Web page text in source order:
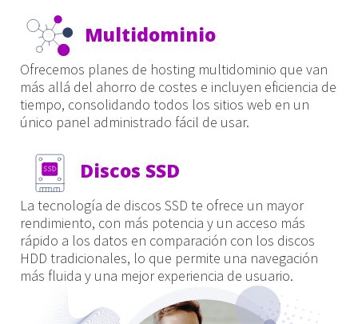
Multidominio
Ofrecemos planes de hosting multidominio que van
más allá del ahorro de costes e incluyen eficiencia de
tiempo, consolidando todos los sitios web en un
único panel administrado fácil de usar.
Discos SSD
La tecnología de discos SSD te ofrece un mayor
rendimiento, con más potencia y un acceso más
rápido a los datos en comparación con los discos
HDD tradicionales, lo que permite una navegación
más fluida y una mejor experiencia de usuario.